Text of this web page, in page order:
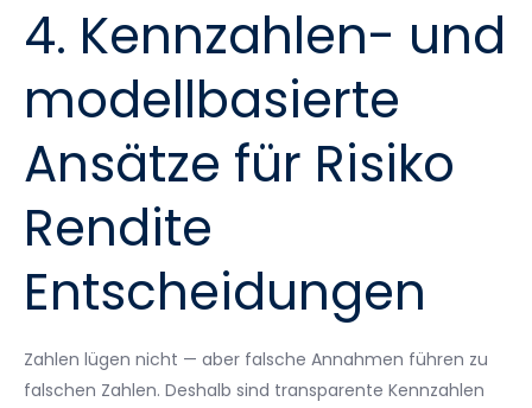
4. Kennzahlen- und
modellbasierte
Ansätze für Risiko
Rendite
Entscheidungen
Zahlen lügen nicht — aber falsche Annahmen führen zu
falschen Zahlen. Deshalb sind transparente Kennzahlen